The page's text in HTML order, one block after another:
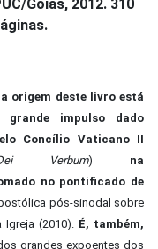
Goiás, 2012. 310
origem deste livro está
grande impulso dado
Concílio Vaticano II
Verbum) na
no pontificado de
pós-sinodal sobre
(2010). É, também,
grandes expoentes dos